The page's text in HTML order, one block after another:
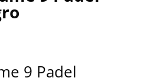
9 Padel